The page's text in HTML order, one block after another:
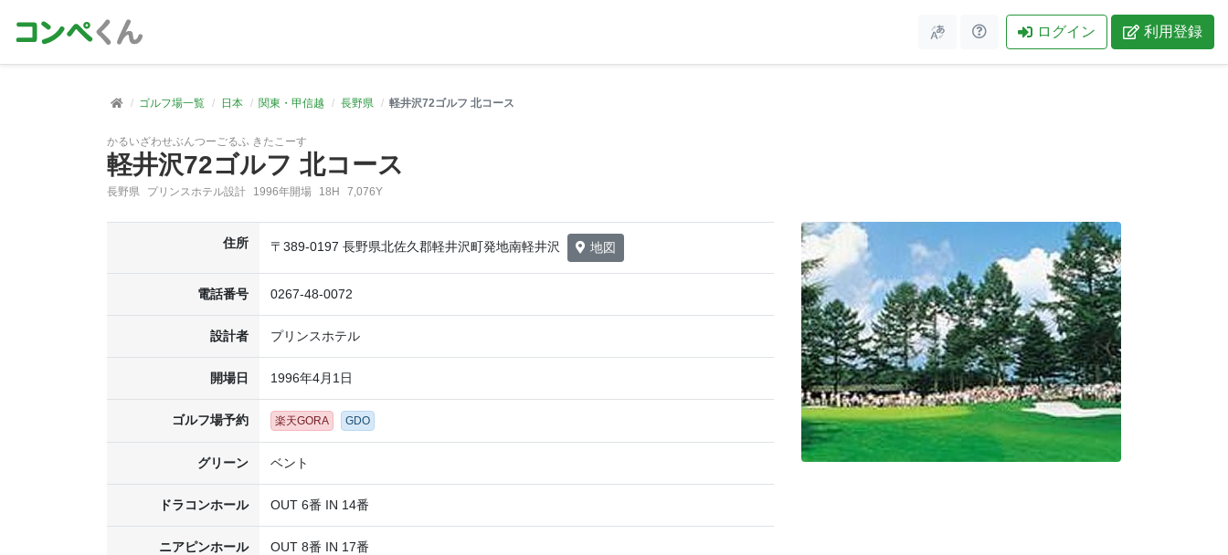
ログイン 利用登録
ゴルフ場一覧 日本 関東・甲信越 長野県 軽井沢72ゴルフ 北コース
かるいざわせぶんつーごるふ きたこーす
軽井沢72ゴルフ 北コース
長野県 プリンスホテル設計 1996年開場 18H 7,076Y
住所 〒389-0197 長野県北佐久郡軽井沢町発地南軽井沢 地図
電話番号 0267-48-0072
設計者 プリンスホテル
開場日 1996年4月1日
ゴルフ場予約 楽天GORA GDO
グリーン ベント
ドラコンホール OUT 6番 IN 14番
ニアピンホール OUT 8番 IN 17番